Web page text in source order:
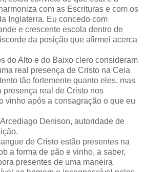
com as Escrituras e com os
Inglaterra. Eu concedo com
e crescente escola dentro de
da posição que afirmei acerca
do Alto e do Baixo clero consideram
real presença de Cristo na Ceia
tão fortemente quanto eles, mas
presença real de Cristo nos
vinho após a consagração o que eu
Denison, autoridade de
de Cristo estão presentes na
a forma de pão e vinho, a saber,
presentes de uma maneira